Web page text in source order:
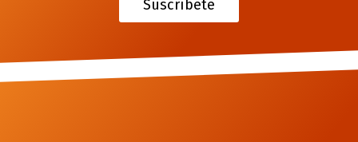
Suscríbete